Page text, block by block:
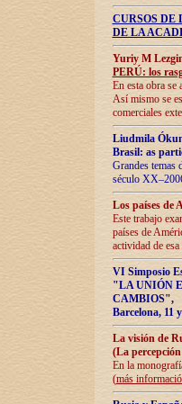
CURSOS
DE LA
Yuriy M
PERÚ: los
En esta obra se
Así mismo se
comerciales
Liudmila
Brasil: as
Grandes temas
século
Los países de
Este trabajo
países de
actividad de
VI Simposio
"LA UNIÓN
CAMBIOS",
Barcelona, 11
La visión de
(La
En la
(más